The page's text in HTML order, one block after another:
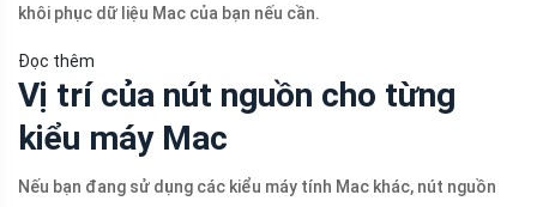
khôi phục dữ liệu Mac của bạn nếu cần.
Đọc thêm
Vị trí của nút nguồn cho từng
kiểu máy Mac
Nếu bạn đang sử dụng các kiểu máy tính Mac khác, nút nguồn